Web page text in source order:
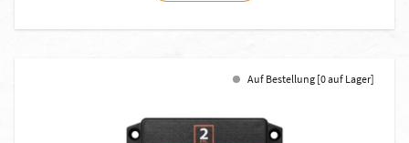
Auf Bestellung [0 auf Lager]